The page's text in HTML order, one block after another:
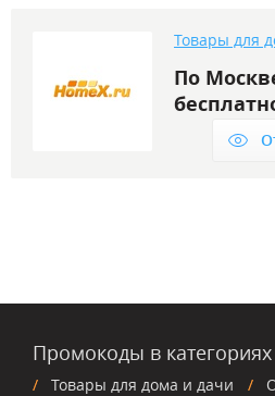
Товары для
По
Промокоды в категориях
Товары для дома и дачи